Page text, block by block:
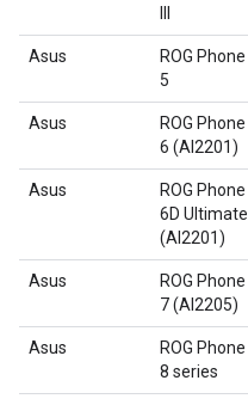
Asus
ROG Phone
5
Asus
ROG Phone
6 (AI2201)
Asus
ROG Phone
6D Ultimate
(AI2201)
Asus
ROG Phone
7 (AI2205)
Asus
ROG Phone
8 series